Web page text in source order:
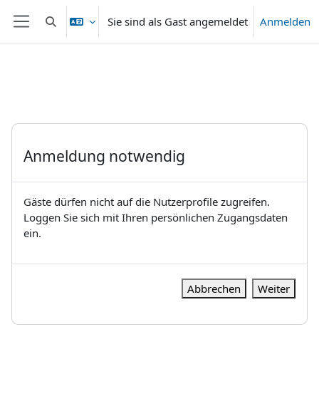
Zum Hauptinhalt
Website-Übersicht
Sucheingabe umschaltenSie sind als Gast angemeldet Anmelden
Anmeldung notwendig
Gäste dürfen nicht auf die Nutzerprofile zugreifen.
Loggen Sie sich mit Ihren persönlichen Zugangsdaten
ein.
Abbrechen Weiter